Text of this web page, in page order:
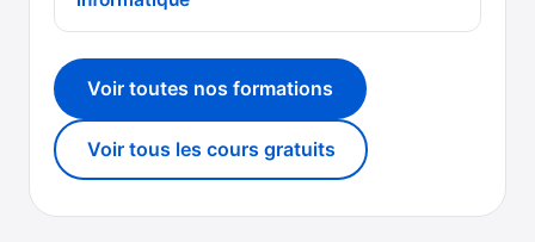
Voir toutes nos formations
Voir tous les cours gratuits